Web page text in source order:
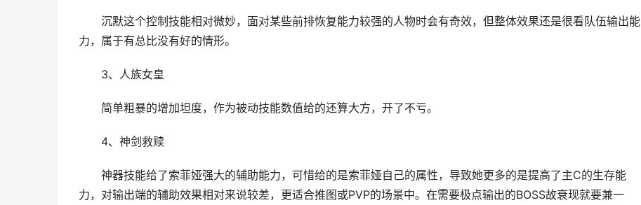
沉默这个控制技能相对微妙，面对某些前排恢复能力较强的人物时会有奇效，但整体效果还是很看队伍输出能
力，属于有总比没有好的情形。
3、人族女皇
简单粗暴的增加坦度，作为被动技能数值给的还算大方，开了不亏。
4、神剑救赎
神器技能给了索菲娅强大的辅助能力，可惜给的是索菲娅自己的属性，导致她更多的是提高了主C的生存能
力，对输出端的辅助效果相对来说较差，更适合推图或PVP的场景中。在需要极点输出的BOSS故衰现就要兼一